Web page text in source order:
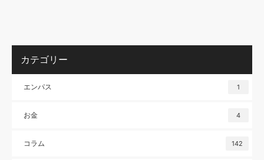
カテゴリー
エンパス 1
お金 4
コラム 142